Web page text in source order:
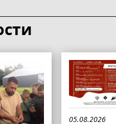
05.08.2026